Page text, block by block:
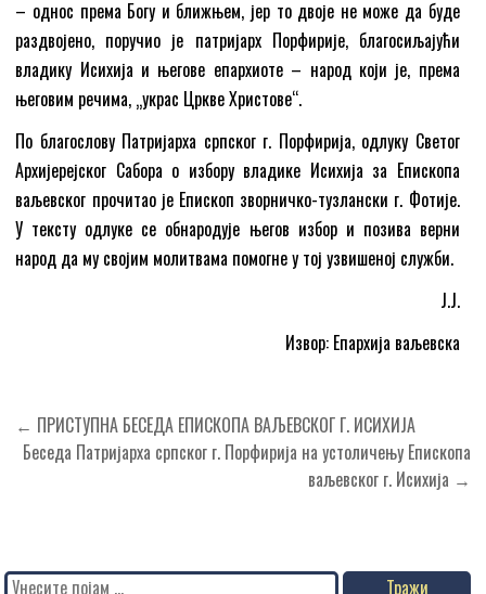
– однос према Богу и ближњем, јер то двоје не може да буде
раздвојено, поручио је патријарх Порфирије, благосиљајући
владику Исихија и његове епархиоте – народ који је, према
његовим речима, „украс Цркве Христове“.
По благослову Патријарха српског г. Порфирија, одлуку Светог
Архијерејског Сабора о избору владике Исихија за Епископа
ваљевског прочитао је Епископ зворничко-тузлански г. Фотије.
У тексту одлуке се обнародује његов избор и позива верни
народ да му својим молитвама помогне у тој узвишеној служби.
Ј.Ј.
Извор: Епархија ваљевска
Кретање
чланка
← ПРИСТУПНА БЕСЕДА ЕПИСКОПА ВАЉЕВСКОГ Г. ИСИХИЈА
Беседа Патријарха српског г. Порфирија на устоличењу Епископа
ваљевског г. Исихија →
Search